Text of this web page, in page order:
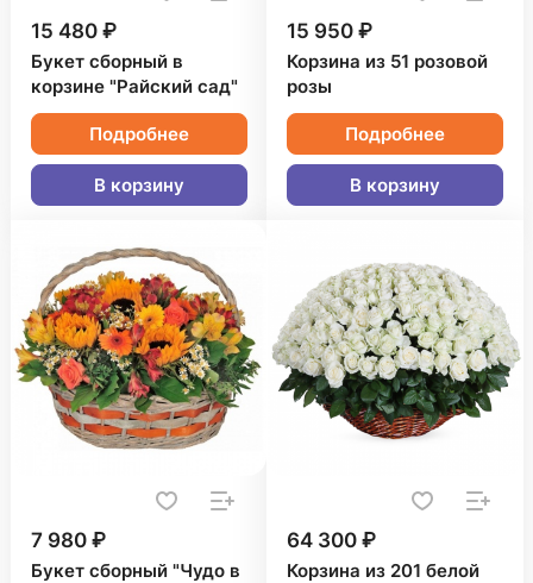
15 480 ₽
Букет сборный в
корзине "Райский сад"
Подробнее
В корзину
15 950 ₽
Корзина из 51 розовой
розы
Подробнее
В корзину
7 980 ₽
Букет сборный "Чудо в
64 300 ₽
Корзина из 201 белой